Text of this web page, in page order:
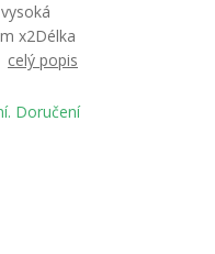
x2Délka
celý popis
Doručení